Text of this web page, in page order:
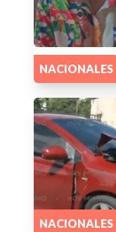
NACIONALES
NACIONALES